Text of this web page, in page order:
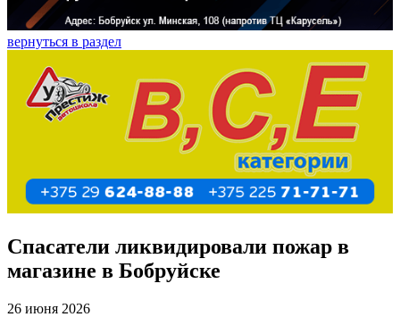
вернуться в раздел
Спасатели ликвидировали пожар в
магазине в Бобруйске
26 июня 2026